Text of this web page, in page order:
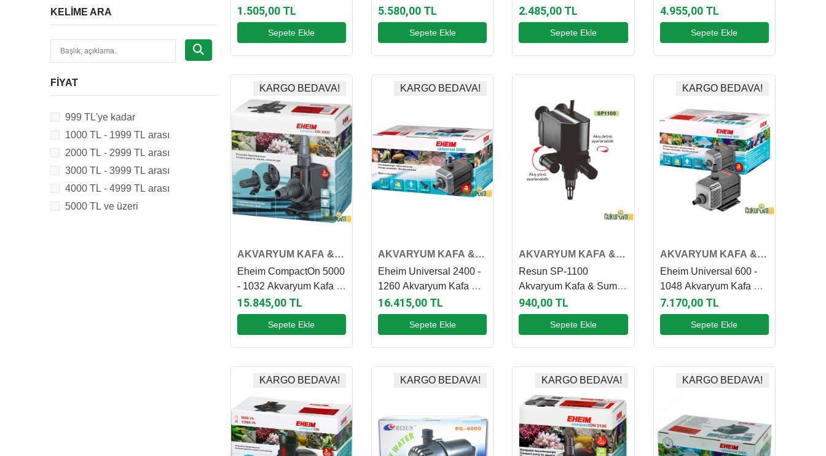
Motoru
1.505,00 TL
Sepete Ekle
5.580,00 TL
Sepete Ekle
Sump Motoru
2.485,00 TL
Sepete Ekle
Motoru
4.955,00 TL
Sepete Ekle
KARGO BEDAVA!
AKVARYUM KAFA &
SUMP MOTORU
Eheim CompactOn 5000
- 1032 Akvaryum Kafa &
Sump Motoru
15.845,00 TL
Sepete Ekle
KARGO BEDAVA!
AKVARYUM KAFA &
SUMP MOTORU
Eheim Universal 2400 -
1260 Akvaryum Kafa &
Sump Motoru
16.415,00 TL
Sepete Ekle
AKVARYUM KAFA &
SUMP MOTORU
Resun SP-1100
Akvaryum Kafa & Sump
Motoru
940,00 TL
Sepete Ekle
KARGO BEDAVA!
AKVARYUM KAFA &
SUMP MOTORU
Eheim Universal 600 -
1048 Akvaryum Kafa &
Sump Motoru
7.170,00 TL
Sepete Ekle
KARGO BEDAVA! KARGO BEDAVA! KARGO BEDAVA! KARGO BEDAVA!
AKVARYUM TEST KİTİ
AKVARYUM SU DÜZENLEYİCİ,
TUZ & İLACI
AKVARYUM KUMU
AKVARYUM AKSESUARI
AKVARYUM YEDEK PARÇASI
HAVUZ YEM & MALZEMESİ
KELIME ARA
FIYAT
999 TL'ye kadar
1000 TL - 1999 TL arası
2000 TL - 2999 TL arası
3000 TL - 3999 TL arası
4000 TL - 4999 TL arası
5000 TL ve üzeri